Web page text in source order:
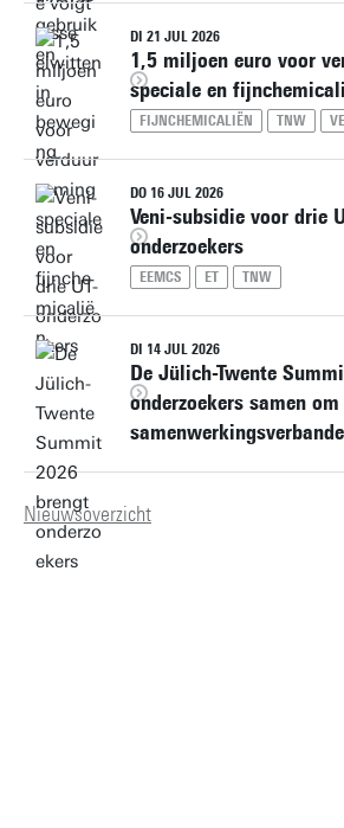
DI 21 JUL 2026
1,5 miljoen euro voor
speciale en
FIJNCHEMICALIËN TNW
DO 16 JUL 2026
Veni-subsidie voor drie
onderzoekers
EEMCS ET TNW
DI 14 JUL 2026
De Jülich-Twente
onderzoekers samen
Nieuwsoverzicht